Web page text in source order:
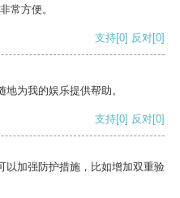
常方便。
支持[0] 反对[0]
为我的娱乐提供帮助。
支持[0] 反对[0]
以加强防护措施，比如增加双重验